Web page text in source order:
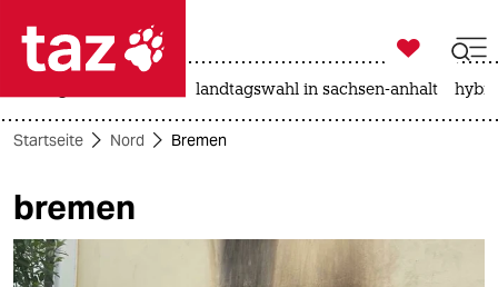
 taz zahl ich
taz zahl ich
themen
politik

taz zahl ich
landtagswahl in sachsen-anhalt
Startseite Nord Bremen
bremen